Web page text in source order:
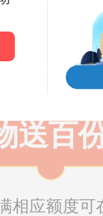
30元
送百
相应额度